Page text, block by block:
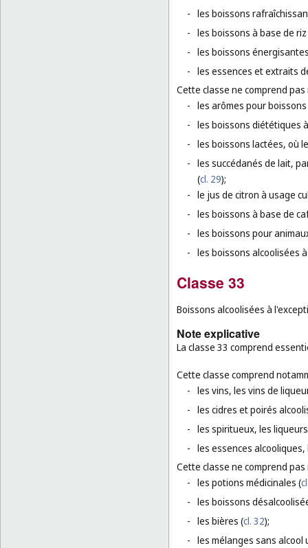
- les boissons
- les boissons à base de
- les boissons
- les essences et extraits
Cette classe ne comprend
- les arômes pour
- les boissons diététiques
- les boissons lactées, où
- les succédanés de lait,
(cl. 29);
- le jus de citron à usage
- les boissons à base de
- les boissons pour
- les boissons alcoolisées
Classe 33
Boissons alcoolisées à
Note explicative
La classe 33 comprend
Cette classe comprend
- les vins, les vins de
- les cidres et poirés
- les spiritueux, les
- les essences
Cette classe ne comprend
- les potions médicinales (
- les boissons
- les bières (cl. 32);
- les mélanges sans